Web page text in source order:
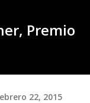
Premio
22, 2015